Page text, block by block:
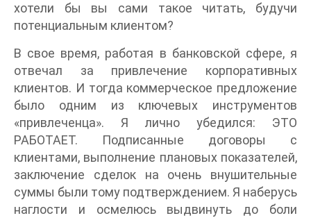
хотели бы вы сами такое читать, будучи
потенциальным клиентом?
В свое время, работая в банковской сфере, я
отвечал за привлечение корпоративных
клиентов. И тогда коммерческое предложение
было одним из ключевых инструментов
«привлеченца». Я лично убедился: ЭТО
РАБОТАЕТ. Подписанные договоры с
клиентами, выполнение плановых показателей,
заключение сделок на очень внушительные
суммы были тому подтверждением. Я наберусь
наглости и осмелюсь выдвинуть до боли